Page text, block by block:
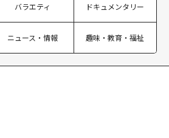
バラエティ ドキュメンタリー
ニュース・情報 趣味・教育・福祉